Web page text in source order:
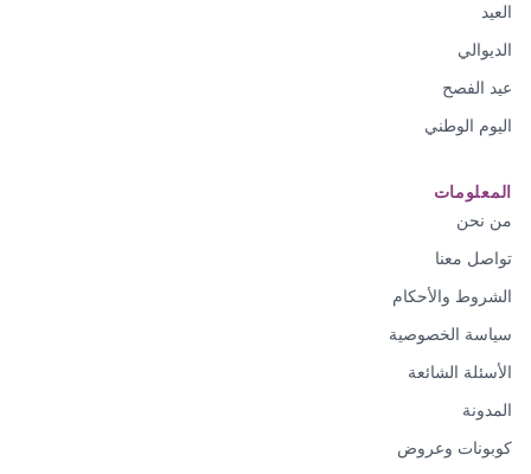
العيد
الديوالي
عيد الفصح
اليوم الوطني
المعلومات
من نحن
تواصل معنا
الشروط والأحكام
سياسة الخصوصية
الأسئلة الشائعة
المدونة
كوبونات وعروض